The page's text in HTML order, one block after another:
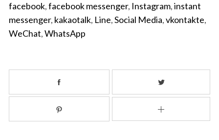
facebook,facebook messenger, Instagram,instant
messenger, kakaotalk, Line,Social Media,vkontakte,
WeChat,WhatsApp